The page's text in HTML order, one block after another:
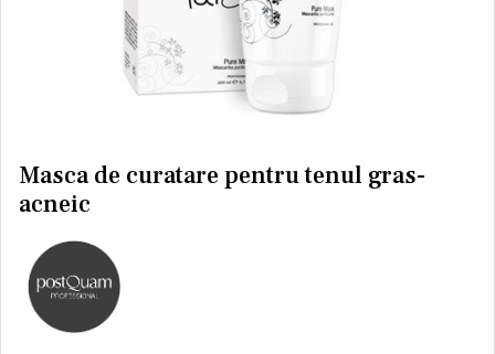
Masca de curatare pentru tenul gras-
acneic